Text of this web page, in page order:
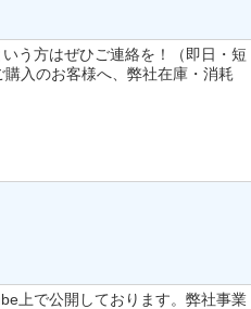
う方はぜひご連絡を！（即日・短
入のお客様へ、弊社在庫・消耗
上で公開しております。弊社事業